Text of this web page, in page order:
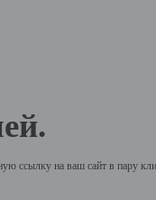
ссылку на ваш сайт в пару